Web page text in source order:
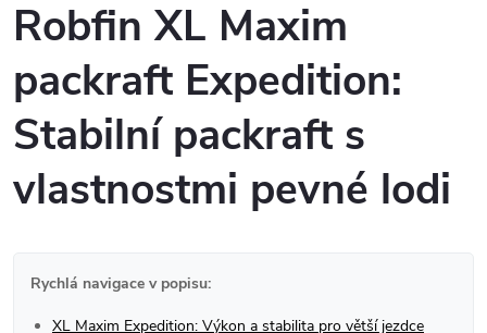
Robfin XL Maxim
packraft Expedition:
Stabilní packraft s
vlastnostmi pevné lodi
Rychlá navigace v popisu:
XL Maxim Expedition: Výkon a stabilita pro větší jezdce